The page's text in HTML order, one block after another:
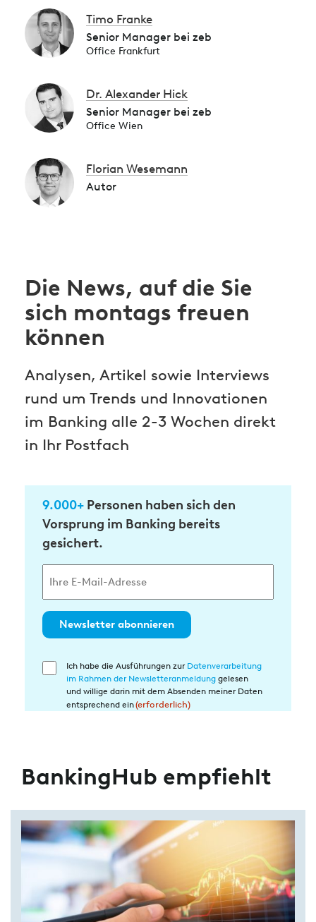
Timo Franke
Senior Manager bei zeb
Office Frankfurt
Dr. Alexander Hick
Senior Manager bei zeb
Office Wien
Florian Wesemann
Autor
Die News, auf die Sie
sich montags freuen
können
Analysen, Artikel sowie Interviews
rund um Trends und Innovationen
im Banking alle 2-3 Wochen direkt
in Ihr Postfach
9.000+ Personen haben sich den
Vorsprung im Banking bereits
gesichert.
Newsletter abonnieren
Einwilligung
Ich habe die Ausführungen zur Datenverarbeitung
im Rahmen der Newsletteranmeldung gelesen
und willige darin mit dem Absenden meiner Daten
entsprechend ein(erforderlich)
BankingHub empfiehlt